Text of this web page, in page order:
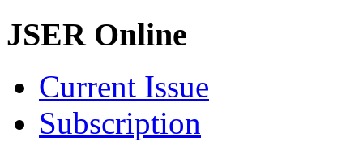
JSER Online
Current Issue
Subscription